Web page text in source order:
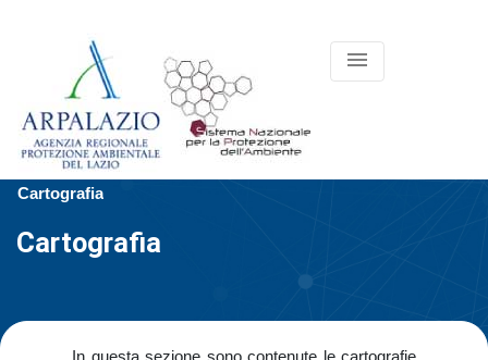
menu
Cartografia
Cartografia
In questa sezione sono contenute le cartografie